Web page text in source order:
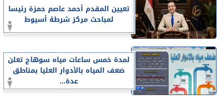
تعيين المقدم أحمد عاصم حمزة رئيسا
لمباحث مركز شرطة أسيوط
لمدة خمس ساعات مياه سوهاج تعلن
ضعف المياه بالأدوار العليا بمناطق
عدة...